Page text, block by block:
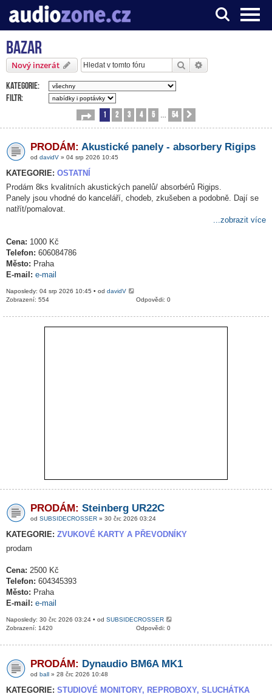
Server o digitálním zpracování zvuku
Bazar
Nový inzerát Hledat
Kategorie:
Filtr:
Stránka 1z 54
1 2 3 4 5 54
PRODÁM: Akustické panely - absorbery Rigips
od davidV » 04 srp 2026 10:45
KATEGORIE: OSTATNÍ
Prodám 8ks kvalitních akustických panelů/ absorbérů Rigips.
Panely jsou vhodné do kanceláří, chodeb, zkušeben a podobně. Dají se
natřít/pomalovat.
...zobrazit více
Cena: 1000 Kč
Telefon: 606084786
Město: Praha
E-mail: e-mail
Naposledy: 04 srp 2026 10:45 • od davidV
Odpovědi: 0
Zobrazení: 554
PRODÁM: Steinberg UR22C
od SUBSIDECROSSER » 30 črc 2026 03:24
KATEGORIE: ZVUKOVÉ KARTY A PŘEVODNÍKY
prodam
Cena: 2500 Kč
Telefon: 604345393
Město: Praha
E-mail: e-mail
Naposledy: 30 črc 2026 03:24 • od SUBSIDECROSSER
Odpovědi: 0
Zobrazení: 1420
PRODÁM: Dynaudio BM6A MK1
od ball » 28 črc 2026 10:48
KATEGORIE: STUDIOVÉ MONITORY, REPROBOXY, SLUCHÁTKA